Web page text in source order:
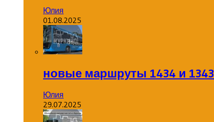
Юлия
01.08.2025
новые маршруты 1434 и
Юлия
29.07.2025